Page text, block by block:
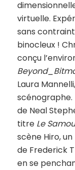
virtuelle.
sans
binocleux !
conçu
Laura
de Neal
titre Le
scène Hiro,
de Frederick
en se